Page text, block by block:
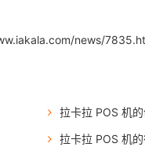
news/
拉卡拉 POS 机
拉卡拉 POS 机